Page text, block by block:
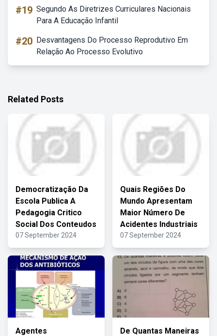
#19 Segundo As Diretrizes Curriculares Nacionais
Para A Educação Infantil
#20 Desvantagens Do Processo Reprodutivo Em
Relação Ao Processo Evolutivo
Related Posts
Democratização Da
Escola Publica A
Pedagogia Critico
Social Dos Conteudos
07 September 2024
Quais Regiões Do
Mundo Apresentam
Maior Número De
Acidentes Industriais
07 September 2024
Agentes De Quantas Maneiras